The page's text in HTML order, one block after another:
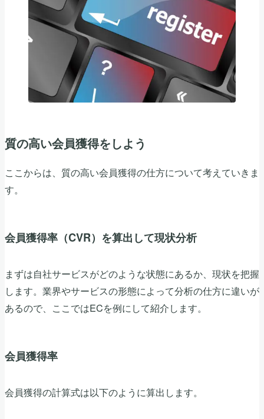
質の高い会員獲得をしよう
ここからは、質の高い会員獲得の仕方について考えていきま
す。
会員獲得率（CVR）を算出して現状分析
まずは自社サービスがどのような状態にあるか、現状を把握
します。業界やサービスの形態によって分析の仕方に違いが
あるので、ここではECを例にして紹介します。
会員獲得率
会員獲得の計算式は以下のように算出します。